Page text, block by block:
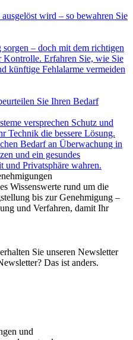
wird – so bewahren Sie
– doch mit dem richtigen
Kontrolle. Erfahren Sie, wie Sie
künftige Fehlalarme vermeiden
Sie Ihren Bedarf
versprechen Schutz und
Technik die bessere Lösung.
Bedarf an Überwachung in
und ein gesundes
und Privatsphäre wahren.
Wissenswerte rund um die
bis zur Genehmigung –
und Verfahren, damit Ihr
Sie unseren Newsletter
Das ist anders.
und